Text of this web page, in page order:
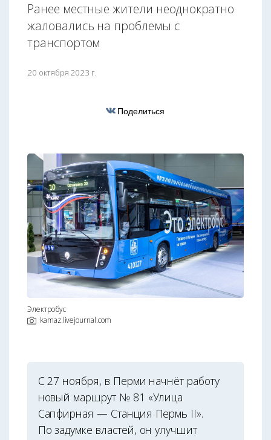
Ранее местные жители неоднократно
жаловались на проблемы с
транспортом
20 октября 2023 г.
Поделиться
Электробус
kamaz.livejournal.com
С 27 ноября, в Перми начнёт работу
новый маршрут № 81 «Улица
Сапфирная — Станция Пермь II».
По задумке властей, он улучшит